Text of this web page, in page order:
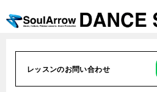
レッスンのお問い合わせ